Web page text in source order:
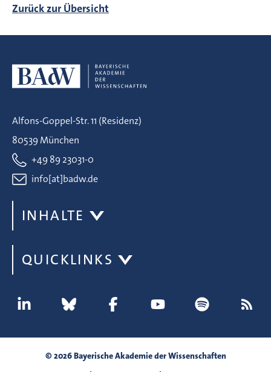
Zurück zur Übersicht
Alfons-Goppel-Str. 11 (Residenz)
80539 München
+49 89 23031-0
info[at]badw.de
INHALTE
QUICKLINKS
© 2026 Bayerische Akademie der Wissenschaften